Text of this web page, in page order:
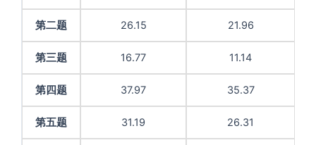
第二题 26.15 21.96
第三题 16.77 11.14
第四题 37.97 35.37
第五题 31.19 26.31